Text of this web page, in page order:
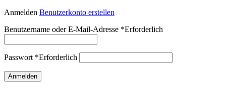
Anmelden Benutzerkonto erstellen
Benutzername oder E-Mail-Adresse *Erforderlich
Passwort *Erforderlich
Anmelden